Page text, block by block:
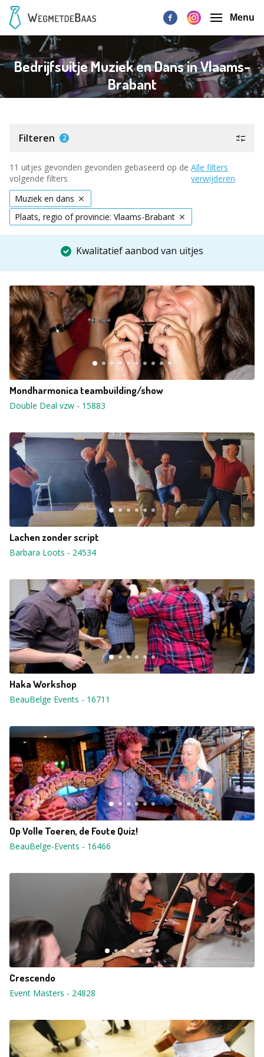
Menu
Bedrijfsuitje Muziek en Dans in Vlaams-
Brabant
Filteren 2
11 uitjes gevonden gevonden gebaseerd op de
volgende filters
Alle filters
verwijderen
Muziek en dans
Plaats, regio of provincie: Vlaams-Brabant
Kwalitatief aanbod van uitjes
Mondharmonica teambuilding/show
Double Deal vzw - 15883
Lachen zonder script
Barbara Loots - 24534
Haka Workshop
BeauBelge Events - 16711
Op Volle Toeren, de Foute Quiz!
BeauBelge-Events - 16466
Crescendo
Event Masters - 24828